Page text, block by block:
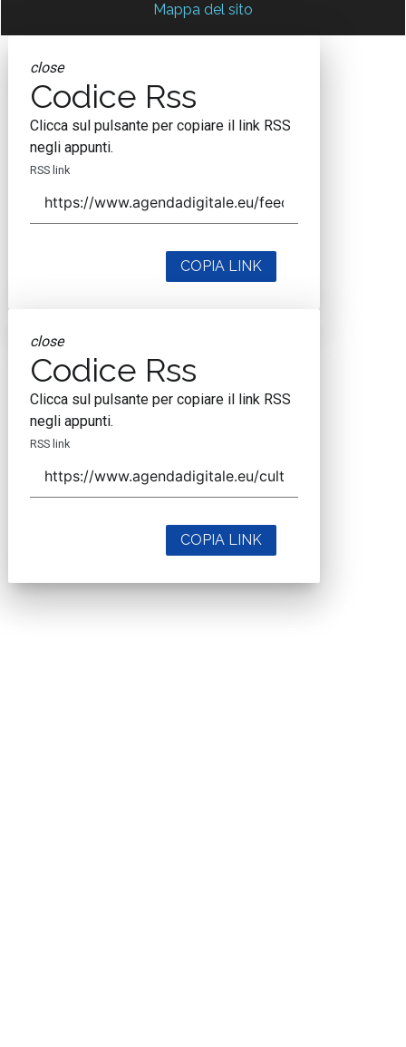
Mappa del sito
close
Codice Rss
Clicca sul pulsante per copiare il link RSS
negli appunti.
RSS link
COPIA LINK
close
Codice Rss
Clicca sul pulsante per copiare il link RSS
negli appunti.
RSS link
COPIA LINK